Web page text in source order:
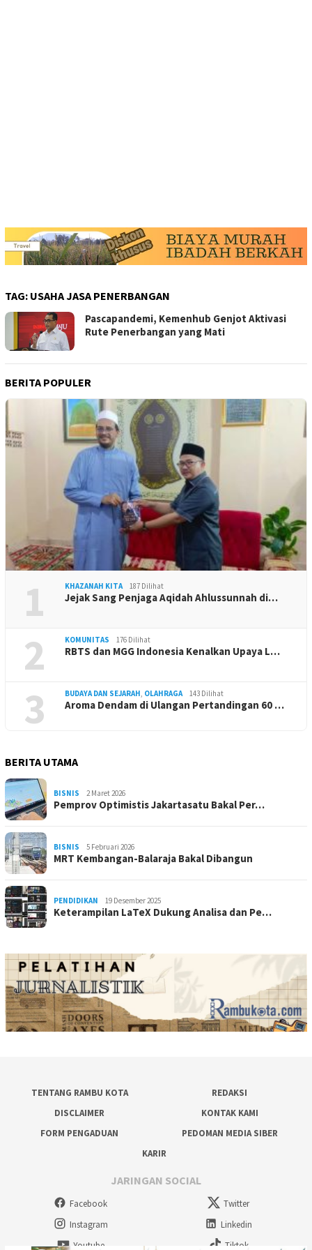
TAG: USAHA JASA PENERBANGAN
Pascapandemi, Kemenhub Genjot Aktivasi
Rute Penerbangan yang Mati
BERITA POPULER
1 KHAZANAH KITA 187 Dilihat
Jejak Sang Penjaga Aqidah Ahlussunnah di…
2 KOMUNITAS 176 Dilihat
RBTS dan MGG Indonesia Kenalkan Upaya L…
3 BUDAYA DAN SEJARAH, OLAHRAGA 143 Dilihat
Aroma Dendam di Ulangan Pertandingan 60 …
BERITA UTAMA
BISNIS 2 Maret 2026
Pemprov Optimistis Jakartasatu Bakal Per…
BISNIS 5 Februari 2026
MRT Kembangan-Balaraja Bakal Dibangun
PENDIDIKAN 19 Desember 2025
Keterampilan LaTeX Dukung Analisa dan Pe…
TENTANG RAMBU KOTA
REDAKSI
DISCLAIMER
KONTAK KAMI
FORM PENGADUAN
PEDOMAN MEDIA SIBER
KARIR
JARINGAN SOCIAL
Facebook
Twitter
Instagram
Linkedin
Youtube
Tiktok